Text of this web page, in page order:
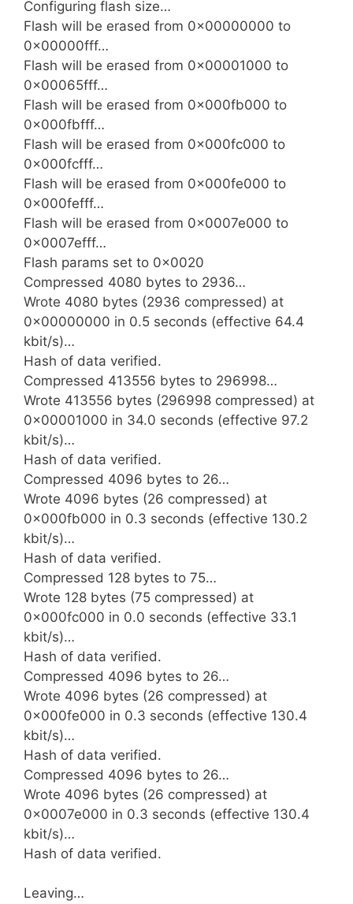
Configuring flash size…
Flash will be erased from 0x00000000 to
0x00000fff…
Flash will be erased from 0x00001000 to
0x00065fff…
Flash will be erased from 0x000fb000 to
0x000fbfff…
Flash will be erased from 0x000fc000 to
0x000fcfff…
Flash will be erased from 0x000fe000 to
0x000fefff…
Flash will be erased from 0x0007e000 to
0x0007efff…
Flash params set to 0x0020
Compressed 4080 bytes to 2936…
Wrote 4080 bytes (2936 compressed) at
0x00000000 in 0.5 seconds (effective 64.4
kbit/s)…
Hash of data verified.
Compressed 413556 bytes to 296998…
Wrote 413556 bytes (296998 compressed) at
0x00001000 in 34.0 seconds (effective 97.2
kbit/s)…
Hash of data verified.
Compressed 4096 bytes to 26…
Wrote 4096 bytes (26 compressed) at
0x000fb000 in 0.3 seconds (effective 130.2
kbit/s)…
Hash of data verified.
Compressed 128 bytes to 75…
Wrote 128 bytes (75 compressed) at
0x000fc000 in 0.0 seconds (effective 33.1
kbit/s)…
Hash of data verified.
Compressed 4096 bytes to 26…
Wrote 4096 bytes (26 compressed) at
0x000fe000 in 0.3 seconds (effective 130.4
kbit/s)…
Hash of data verified.
Compressed 4096 bytes to 26…
Wrote 4096 bytes (26 compressed) at
0x0007e000 in 0.3 seconds (effective 130.4
kbit/s)…
Hash of data verified.
Leaving…